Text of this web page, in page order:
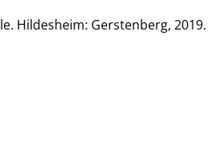
Hildesheim: Gerstenberg, 2019.